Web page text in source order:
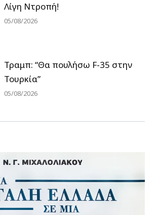
Λίγη Ντροπή!
05/08/2026
Τραμπ: “Θα πουλήσω F-35 στην
Τουρκία”
05/08/2026